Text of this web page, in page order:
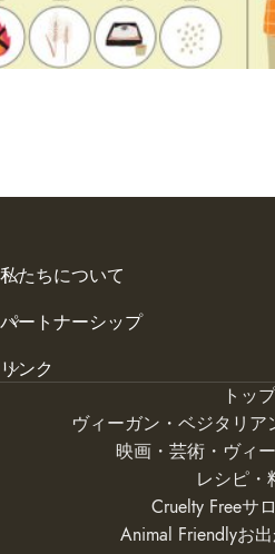
私たちについて
パートナーシップ
リンク
トップ
ヴィーガン・ベジタリア
映画・芸術・ヴィ
レシピ・
Cruelty Freeサ
Animal Friendlyお